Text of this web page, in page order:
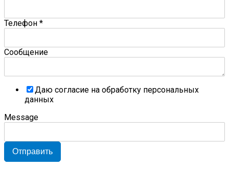
Телефон *
Сообщение
Даю согласие на обработку персональных
данных
Message
Отправить